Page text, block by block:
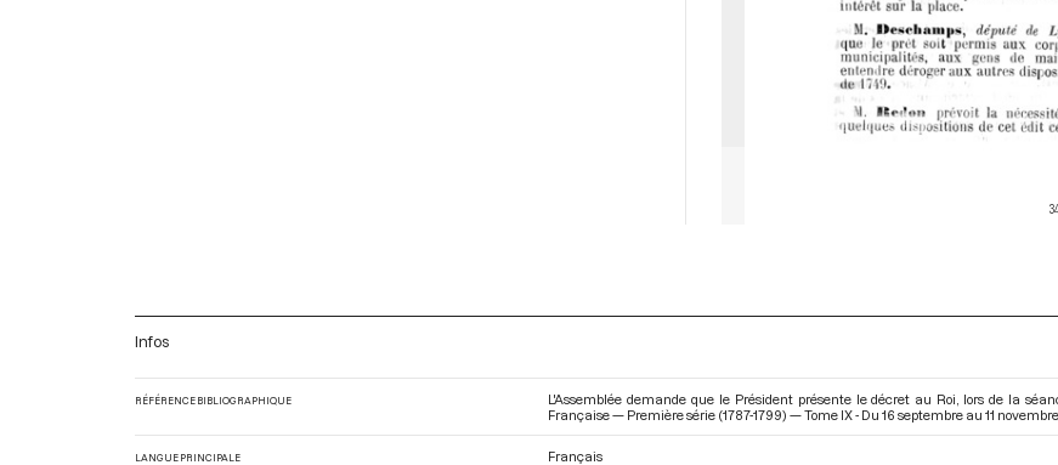
Infos
RÉFÉRENCE BIBLIOGRAPHIQUE
L'Assemblée demande que le Président présente le décret au Roi, lors de la
Française — Première série (1787-1799) — Tome IX - Du 16 septembre au 11
LANGUE PRINCIPALE Français